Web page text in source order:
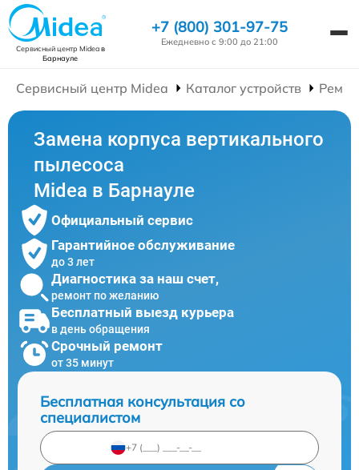
Сервисный центр Mideaв
Барнауле
+7 (800) 301-97-75
Ежедневно с 9:00 до 21:00
Сервисный центр Midea Каталог устройств
Замена корпуса вертикального
пылесоса
Midea в Барнауле
Официальный сервис
Гарантийное обслуживание
до 3 лет
Диагностика за наш счет,
ремонт по желанию
Бесплатный выезд курьера
в день обращения
Срочный ремонт
от 35 минут
Бесплатная консультация со
специалистом